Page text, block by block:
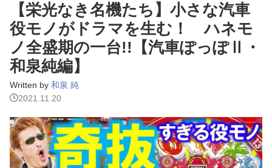
【栄光なき名機たち】小さな汽車
役モノがドラマを生む！ ハネモ
ノ全盛期の一台!!【汽車ぽっぽⅡ・
和泉純編】
Written by 和泉 純
2021.11.20